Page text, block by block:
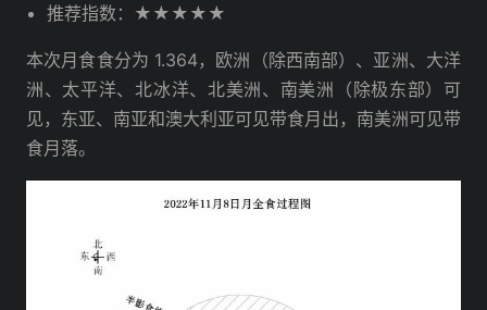
推荐指数：★★★★★
本次月食食分为 1.364，欧洲（除西南部）、亚洲、大洋
洲、太平洋、北冰洋、北美洲、南美洲（除极东部）可
见，东亚、南亚和澳大利亚可见带食月出，南美洲可见带
食月落。